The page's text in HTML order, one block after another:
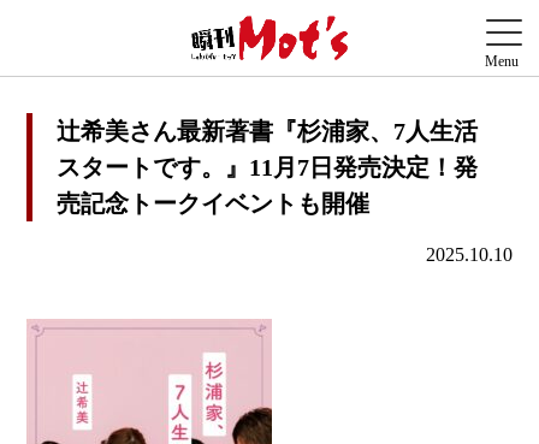
辻希美さん最新著書『杉浦家、7人生活
スタートです。』11月7日発売決定！発
売記念トークイベントも開催
2025.10.10